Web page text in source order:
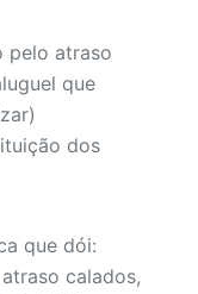
pelo atraso
que
dos
que dói:
calados,